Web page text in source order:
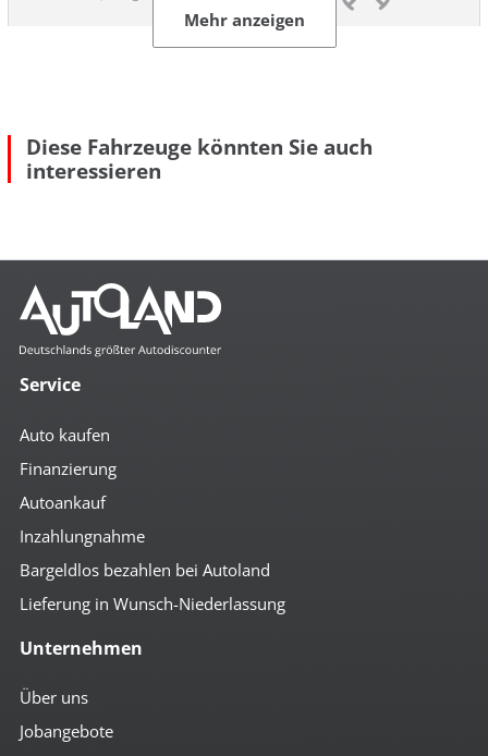
Komfort
4x el. Fensterheber
Ablagenpaket
Bordcomputer
Colorverglasung
el. Spiegel
höhenverst. Beifahrersitz
höhenverst. Fahrersitz
höhenverst. Lenkrad
Klima
Lederlenkrad
Mittelarmlehne vorn
Multifunktionslenkrad
Rückfahr-Kamera
Schaltpunktanzeige
Sitzheizung vorn
umklappbare Rücksitzbank
Mehr anzeigen
Diese Fahrzeuge könnten Sie auch
interessieren
Service
Auto kaufen
Finanzierung
Autoankauf
Inzahlungnahme
Bargeldlos bezahlen bei Autoland
Lieferung in Wunsch-Niederlassung
Unternehmen
Über uns
Jobangebote